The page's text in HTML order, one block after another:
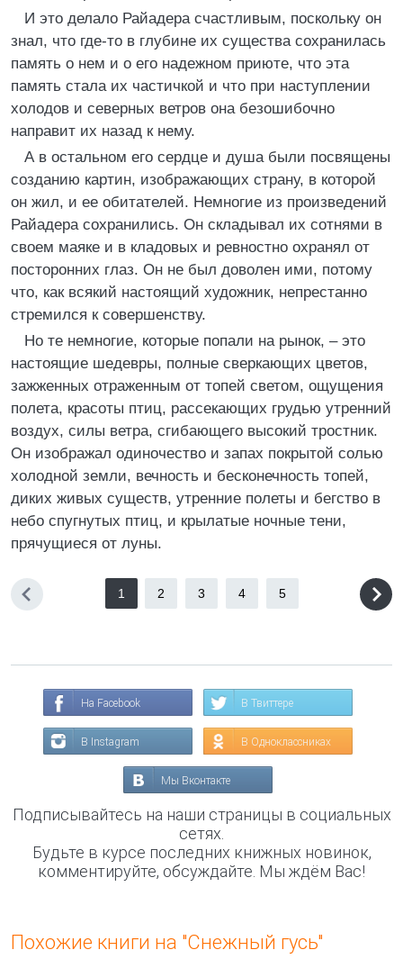
И это делало Райадера счастливым, поскольку он
знал, что где-то в глубине их существа сохранилась
память о нем и о его надежном приюте, что эта
память стала их частичкой и что при наступлении
холодов и северных ветров она безошибочно
направит их назад к нему.
А в остальном его сердце и душа были посвящены
созданию картин, изображающих страну, в которой
он жил, и ее обитателей. Немногие из произведений
Райадера сохранились. Он складывал их сотнями в
своем маяке и в кладовых и ревностно охранял от
посторонних глаз. Он не был доволен ими, потому
что, как всякий настоящий художник, непрестанно
стремился к совершенству.
Но те немногие, которые попали на рынок, – это
настоящие шедевры, полные сверкающих цветов,
зажженных отраженным от топей светом, ощущения
полета, красоты птиц, рассекающих грудью утренний
воздух, силы ветра, сгибающего высокий тростник.
Он изображал одиночество и запах покрытой солью
холодной земли, вечность и бесконечность топей,
диких живых существ, утренние полеты и бегство в
небо спугнутых птиц, и крылатые ночные тени,
прячущиеся от луны.
1 2 3 4 5
На Facebook В Твиттере
В Instagram В Одноклассниках
Мы Вконтакте
Подписывайтесь на наши страницы в социальных
сетях.
Будьте в курсе последних книжных новинок,
комментируйте, обсуждайте. Мы ждём Вас!
Похожие книги на "Снежный гусь"